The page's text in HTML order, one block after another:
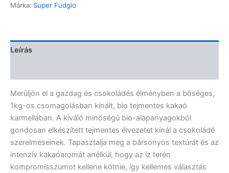
Márka: Super Fudgio
Leírás
Merüljön el a gazdag és csokoládés élményben a bőséges,
1kg-os csomagolásban kínált, bio tejmentes kakaó
karmellában. A kiváló minőségű bio-alapanyagokból
gondosan elkészített tejmentes élvezetet kínál a csokoládé
szerelmeseinek. Tapasztalja meg a bársonyos textúrát és az
intenzív kakaóaromát anélkül, hogy az íz terén
kompromisszumot kellene kötnie, így kellemes választás